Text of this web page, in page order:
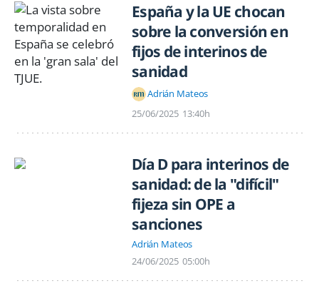
España y la UE chocan
sobre la conversión en
fijos de interinos de
sanidad
Adrián Mateos
25/06/2025 13:40h
Día D para interinos de
sanidad: de la "difícil"
fijeza sin OPE a
sanciones
Adrián Mateos
24/06/2025 05:00h